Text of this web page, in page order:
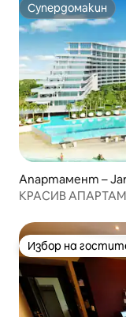
Супердомакин
Супердомакин
Апартамент –
КРАСИВ
Избор на
Избор на